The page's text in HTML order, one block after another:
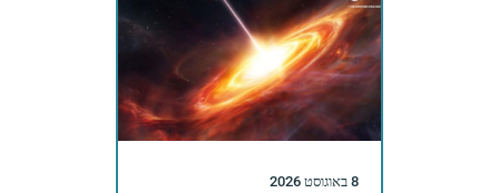
8 באוגוסט 2026